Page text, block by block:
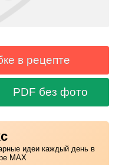
в рецепте
PDF без фото
идеи каждый день в
MAX